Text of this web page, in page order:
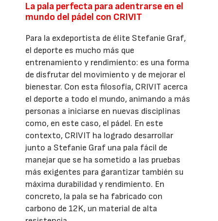
La pala perfecta para adentrarse en el
mundo del pádel con CRIVIT
Para la exdeportista de élite Stefanie Graf,
el deporte es mucho más que
entrenamiento y rendimiento: es una forma
de disfrutar del movimiento y de mejorar el
bienestar. Con esta filosofía, CRIVIT acerca
el deporte a todo el mundo, animando a más
personas a iniciarse en nuevas disciplinas
como, en este caso, el pádel. En este
contexto, CRIVIT ha logrado desarrollar
junto a Stefanie Graf una pala fácil de
manejar que se ha sometido a las pruebas
más exigentes para garantizar también su
máxima durabilidad y rendimiento. En
concreto, la pala se ha fabricado con
carbono de 12K, un material de alta